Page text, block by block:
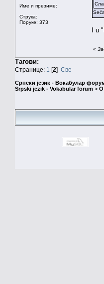
Име и презиме:
Струка:
Поруке: 373
I u
«
Тагови:
Странице: 1 [2] Све
Српски језик - Вокабулар
Srpski jezik - Vokabular forum > О